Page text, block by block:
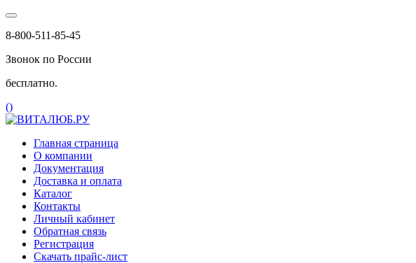
8-800-511-85-45
Звонок по России
бесплатно.
()
Главная страница
О компании
Документация
Доставка и оплата
Каталог
Контакты
Личный кабинет
Обратная связь
Регистрация
Скачать прайс-лист